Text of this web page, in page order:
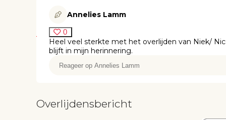
Annelies Lamm
0
Heel veel sterkte met het overlijden van Niek/
blijft in mijn herinnering.
Overlijdensbericht